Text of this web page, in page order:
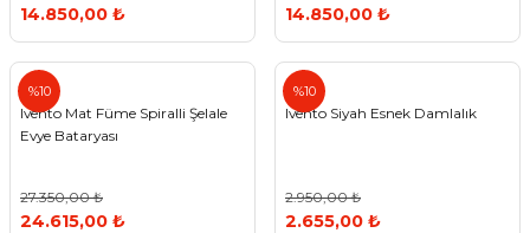
14.850,00 ₺ 14.850,00 ₺
%10
Ivento Mat Füme Spiralli Şelale
Evye Bataryası
27.350,00 ₺
24.615,00 ₺
%10
Ivento Siyah Esnek Damlalık
2.950,00 ₺
2.655,00 ₺